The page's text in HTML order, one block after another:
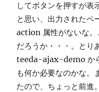
してボタンを押すが表
と思い、出力された
action 属性がないな。
だろうか・・・。と
teeda-ajax-demo か
も何か必要なのかな。
たので、ちょっと前進。